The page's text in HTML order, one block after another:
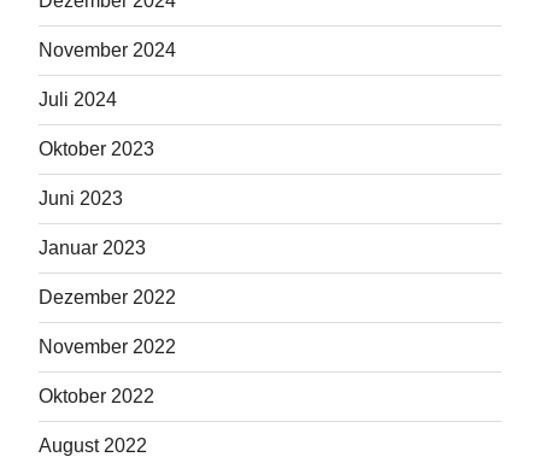
November 2024
Juli 2024
Oktober 2023
Juni 2023
Januar 2023
Dezember 2022
November 2022
Oktober 2022
August 2022